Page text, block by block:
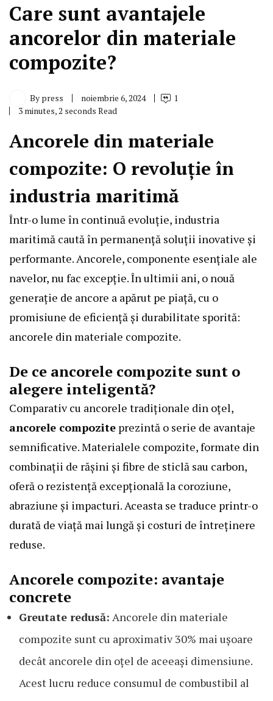
Care sunt avantajele
ancorelor din materiale
compozite?
By press noiembrie 6, 2024
1
3 minutes, 2 seconds Read
Ancorele din materiale
compozite: O revoluție în
industria maritimă
Într-o lume în continuă evoluție, industria
maritimă caută în permanență soluții inovative și
performante. Ancorele, componente esențiale ale
navelor, nu fac excepție. În ultimii ani, o nouă
generație de ancore a apărut pe piață, cu o
promisiune de eficiență și durabilitate sporită:
ancorele din materiale compozite.
De ce ancorele compozite sunt o
alegere inteligentă?
Comparativ cu ancorele tradiționale din oțel,
ancorele compozite prezintă o serie de avantaje
semnificative. Materialele compozite, formate din
combinații de rășini și fibre de sticlă sau carbon,
oferă o rezistență excepțională la coroziune,
abraziune și impacturi. Aceasta se traduce printr-o
durată de viață mai lungă și costuri de întreținere
reduse.
Ancorele compozite: avantaje
concrete
Greutate redusă: Ancorele din materiale
compozite sunt cu aproximativ 30% mai ușoare
decât ancorele din oțel de aceeași dimensiune.
Acest lucru reduce consumul de combustibil al